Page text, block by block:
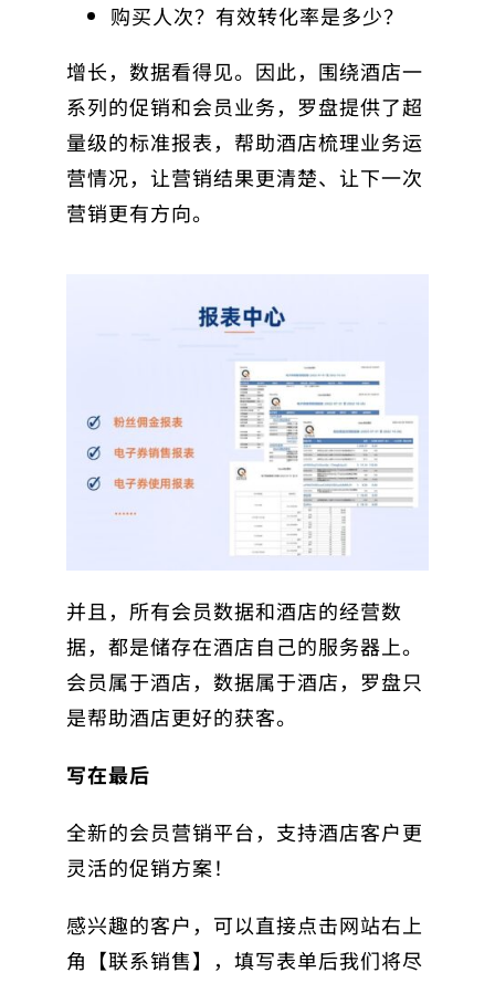
购买人次？有效转化率是多少？
增长，数据看得见。因此，围绕酒店一
系列的促销和会员业务，罗盘提供了超
量级的标准报表，帮助酒店梳理业务运
营情况，让营销结果更清楚、让下一次
营销更有方向。
并且，所有会员数据和酒店的经营数
据，都是储存在酒店自己的服务器上。
会员属于酒店，数据属于酒店，罗盘只
是帮助酒店更好的获客。
写在最后
全新的会员营销平台，支持酒店客户更
灵活的促销方案！
感兴趣的客户，可以直接点击网站右上
角【联系销售】，填写表单后我们将尽